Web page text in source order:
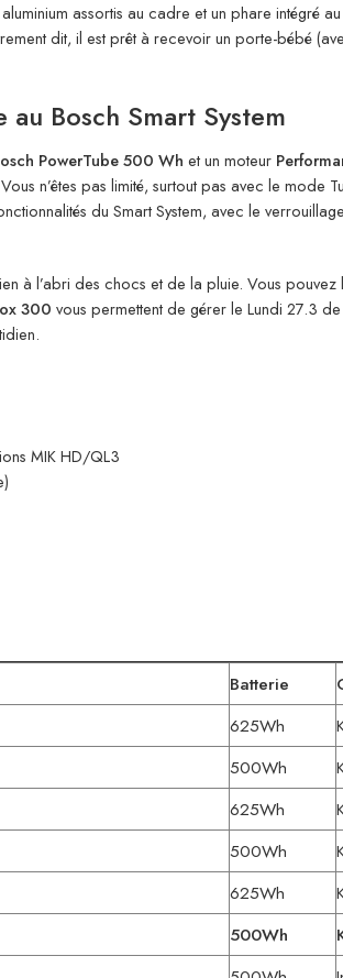
assortis au cadre et un phare intégré
dit, il est prêt à recevoir un porte-bébé
Bosch Smart System
PowerTube 500 Wh et un moteur
n’êtes pas limité, surtout pas avec le mode
du Smart System, avec le
à l’abri des chocs et de la pluie. Vous
300 vous permettent de gérer le Lundi 27.3
MIK HD/QL3
Batterie
625Wh
500Wh
625Wh
500Wh
625Wh
500Wh